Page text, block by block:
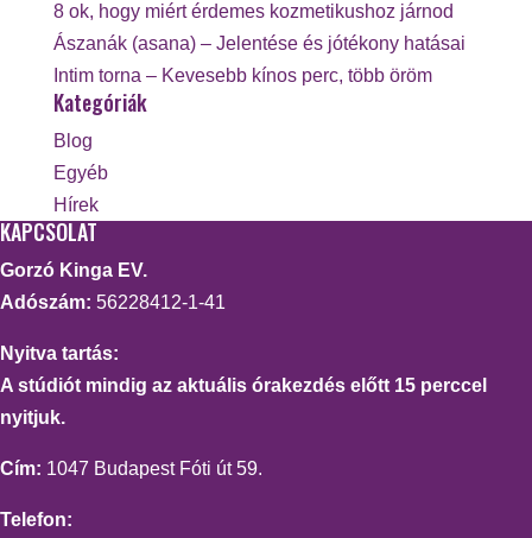
8 ok, hogy miért érdemes kozmetikushoz járnod
Ászanák (asana) – Jelentése és jótékony hatásai
Intim torna – Kevesebb kínos perc, több öröm
Kategóriák
Blog
Egyéb
Hírek
KAPCSOLAT
Gorzó Kinga EV.
Adószám: 56228412-1-41
Nyitva tartás:
A stúdiót mindig az aktuális órakezdés előtt 15 perccel
nyitjuk.
Cím: 1047 Budapest Fóti út 59.
Telefon: